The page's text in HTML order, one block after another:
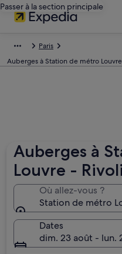
Passer à la section principale
Paris
Auberges à Station de métro
Auberges à
Louvre - Rivoli
Où allez-vous ?
Station de métro
Dates
dim. 23 août - lun.